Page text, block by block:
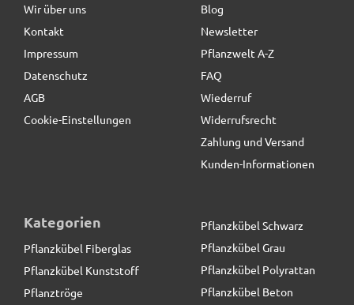
126,50 € *statt
Wir über uns
Kontakt
Impressum
Datenschutz
AGB
Cookie-Einstellungen
Blog
Newsletter
Pflanzwelt A-Z
FAQ
Wiederruf
Widerrufsrecht
Zahlung und Versand
Kunden-Informationen
Kategorien
Pflanzkübel Fiberglas
Pflanzkübel Kunststoff
Pflanztröge
Pflanzkübel Schwarz
Pflanzkübel Grau
Pflanzkübel Polyrattan
Pflanzkübel Beton